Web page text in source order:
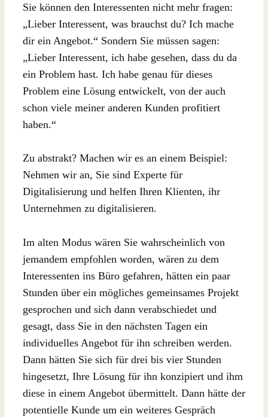
Sie können den Interessenten nicht mehr fragen:
„Lieber Interessent, was brauchst du? Ich mache
dir ein Angebot.“ Sondern Sie müssen sagen:
„Lieber Interessent, ich habe gesehen, dass du da
ein Problem hast. Ich habe genau für dieses
Problem eine Lösung entwickelt, von der auch
schon viele meiner anderen Kunden profitiert
haben.“
Zu abstrakt? Machen wir es an einem Beispiel:
Nehmen wir an, Sie sind Experte für
Digitalisierung und helfen Ihren Klienten, ihr
Unternehmen zu digitalisieren.
Im alten Modus wären Sie wahrscheinlich von
jemandem empfohlen worden, wären zu dem
Interessenten ins Büro gefahren, hätten ein paar
Stunden über ein mögliches gemeinsames Projekt
gesprochen und sich dann verabschiedet und
gesagt, dass Sie in den nächsten Tagen ein
individuelles Angebot für ihn schreiben werden.
Dann hätten Sie sich für drei bis vier Stunden
hingesetzt, Ihre Lösung für ihn konzipiert und ihm
diese in einem Angebot übermittelt. Dann hätte der
potentielle Kunde um ein weiteres Gespräch